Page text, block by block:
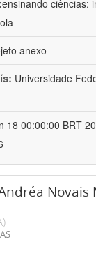
ensinando ciências:
anexo
Universidade
18 00:00:00 BRT
Novais